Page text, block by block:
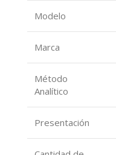
Modelo
Marca
Método
Analítico
Presentación